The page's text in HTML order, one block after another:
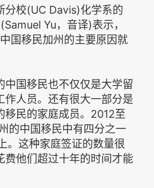
校(UC Davis)化学系的
Yu，音译)表示，
国移民加州的主要原因就
国移民也不仅仅是大学留
作人员。还有很大一部分是
移民的家庭成员。2012至
的中国移民中有四分之一
。这种家庭签证的数量很
费他们超过十年的时间才能